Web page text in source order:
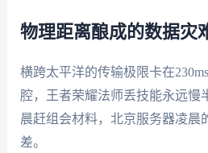
物理距离酿成的数据灾
横跨太平洋的传输极限卡在
腔，王者荣耀法师丢技能永远慢
晨赶组会材料，北京服务器凌晨
差。